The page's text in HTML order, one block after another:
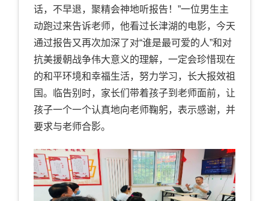
话，不早退，聚精会神地听报告！”一位男生主
动跑过来告诉老师，他看过长津湖的电影，今天
通过报告又再次加深了对“谁是最可爱的人”和对
抗美援朝战争伟大意义的理解，一定会珍惜现在
的和平环境和幸福生活，努力学习，长大报效祖
国。临告别时，家长们带着孩子到老师面前，让
孩子一个一个认真地向老师鞠躬，表示感谢，并
要求与老师合影。